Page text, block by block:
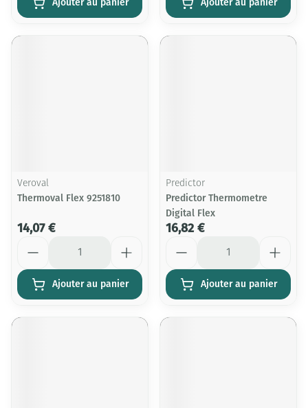
Ajouter au panier Ajouter au panier
Veroval
Thermoval Flex 9251810
14,07 €
Ajouter au panier
Predictor
Predictor Thermometre
Digital Flex
16,82 €
Ajouter au panier